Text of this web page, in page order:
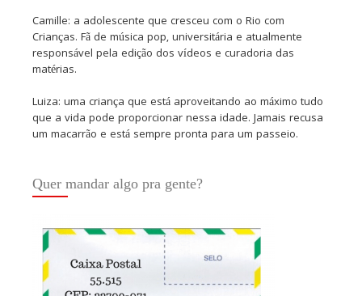
Camille: a adolescente que cresceu com o Rio com
Crianças. Fã de música pop, universitária e atualmente
responsável pela edição dos vídeos e curadoria das
matérias.
Luiza: uma criança que está aproveitando ao máximo tudo
que a vida pode proporcionar nessa idade. Jamais recusa
um macarrão e está sempre pronta para um passeio.
Quer mandar algo pra gente?